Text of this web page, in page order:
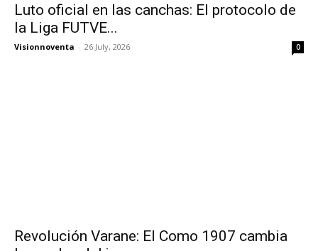
Luto oficial en las canchas: El protocolo de
la Liga FUTVE...
Visionnoventa - 26 July, 2026 0
Revolución Varane: El Como 1907 cambia